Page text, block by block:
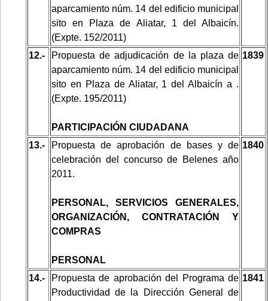
aparcamiento núm. 14 del edificio municipal
sito en Plaza de Aliatar, 1 del Albaicín.
(Expte. 152/2011)
12.-
Propuesta de adjudicación de la plaza de
aparcamiento núm. 14 del edificio municipal
sito en Plaza de Aliatar, 1 del Albaicín a .
(Expte. 195/2011)
PARTICIPACIÓN CIUDADANA
1839
13.-
Propuesta de aprobación de bases y de
celebración del concurso de Belenes año
2011.
PERSONAL, SERVICIOS GENERALES,
ORGANIZACIÓN, CONTRATACIÓN Y
COMPRAS
PERSONAL
1840
14.-
Propuesta de aprobación del Programa de
Productividad de la Dirección General de
1841